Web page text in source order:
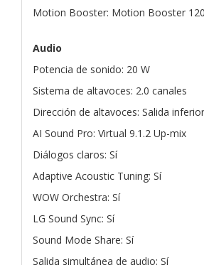
Motion Booster: Motion Booster 120
Audio
Potencia de sonido: 20 W
Sistema de altavoces: 2.0 canales
Dirección de altavoces: Salida inferior
AI Sound Pro: Virtual 9.1.2 Up-mix
Diálogos claros: Sí
Adaptive Acoustic Tuning: Sí
WOW Orchestra: Sí
LG Sound Sync: Sí
Sound Mode Share: Sí
Salida simultánea de audio: Sí